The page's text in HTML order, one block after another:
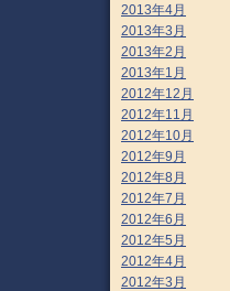
2013年4月
2013年3月
2013年2月
2013年1月
2012年12月
2012年11月
2012年10月
2012年9月
2012年8月
2012年7月
2012年6月
2012年5月
2012年4月
2012年3月